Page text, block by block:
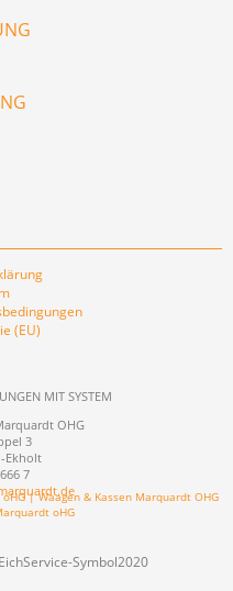
(EU)
MIT SYSTEM
OHG
3
Ekholt
7
| Waagen & Kassen Marquardt OHG
oHG